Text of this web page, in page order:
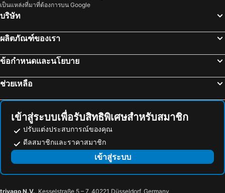
เขตหยางปู้
เซี่ยงไฮ้เวิร์ดคอนเฟอเรนซ์เซนเตอร์
Old City of Shanghai
วัดเชงฮวง
เขตฮั่วเคา
Suzhou classical garden
Shangcheng District
Chengzuo yunhe
เซี่ยงไฮ้สเตเดียม
Hu Qing Yu Tang
Qingpu
เป็นแหล่งที่มาที่ต้องการบน Google
บริษัท
ผลิตภัณฑ์ของเรา
ข้อกำหนดและนโยบาย
ช่วยเหลือ
เข้าสู่ระบบเพื่อรับสิทธิพิเศษสำหรับสมาชิก
ปรับแต่งประสบการณ์ของคุณ
ดีลสมาชิกและราคาสมาชิก
เข้าสู่ระบบ
trivago N.V., Kesselstraße 5 – 7, 40221 Düsseldorf, Germany